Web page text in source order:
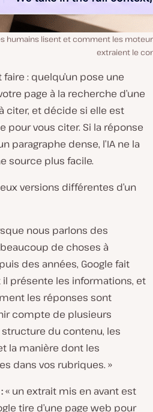
humains lisent et comment les
extraient le
faire : quelqu’un pose une
page à la recherche d’une
citer, et décide si elle est
pour vous citer. Si la réponse
paragraphe dense, l’IA ne la
source plus facile.
versions différentes d’un
nous parlons des
de choses à
des années, Google fait
présente les informations, et
les réponses sont
compte de plusieurs
du contenu, les
la manière dont les
dans vos rubriques. »
« un extrait mis en avant est
tire d’une page web pour